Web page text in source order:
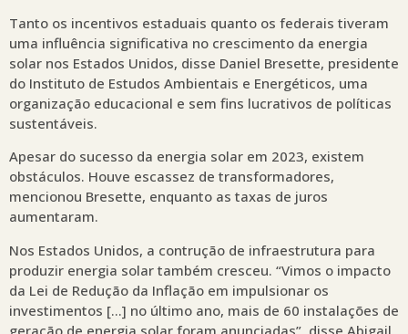
Tanto os incentivos estaduais quanto os federais tiveram
uma influência significativa no crescimento da energia
solar nos Estados Unidos, disse Daniel Bresette, presidente
do Instituto de Estudos Ambientais e Energéticos, uma
organização educacional e sem fins lucrativos de políticas
sustentáveis.
Apesar do sucesso da energia solar em 2023, existem
obstáculos. Houve escassez de transformadores,
mencionou Bresette, enquanto as taxas de juros
aumentaram.
Nos Estados Unidos, a contrução de infraestrutura para
produzir energia solar também cresceu. “Vimos o impacto
da Lei de Redução da Inflação em impulsionar os
investimentos […] no último ano, mais de 60 instalações de
geração de energia solar foram anunciadas”, disse Abigail